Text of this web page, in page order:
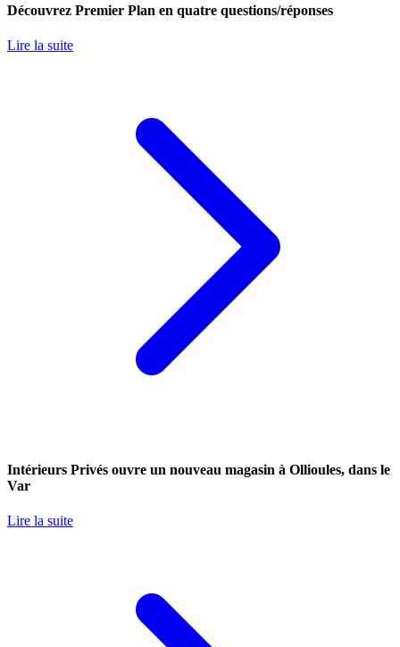
Découvrez Premier Plan en quatre questions/réponses
Lire la suite
Intérieurs Privés ouvre un nouveau magasin à Ollioules, dans le
Var
Lire la suite